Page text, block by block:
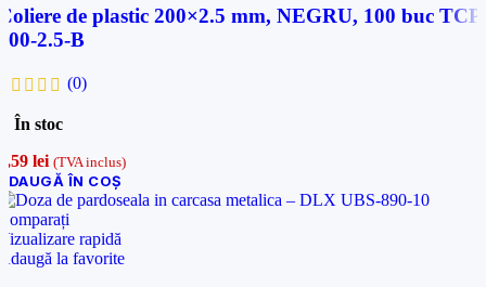
de plastic 200×2.5 mm, NEGRU, 100 buc
2.5-B
(0)
În stoc
lei (TVA inclus)
ÎN COȘ
rapidă
la favorite